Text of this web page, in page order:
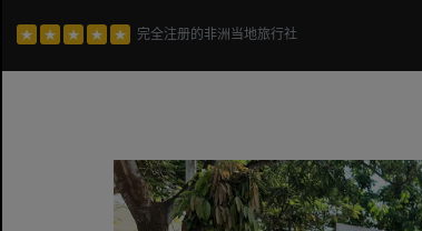
完全注册的非洲当地旅行社